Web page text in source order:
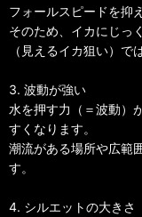
フォールスピードを抑
そのため、イカにじっ
（見えるイカ狙い）で
3. 波動が強い
水を押す力（＝波動）
すくなります。
潮流がある場所や広範
す。
4. シルエットの大きさ